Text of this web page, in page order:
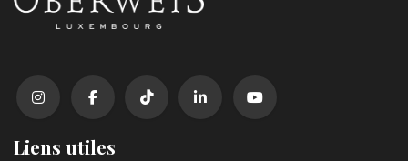
Liens utiles